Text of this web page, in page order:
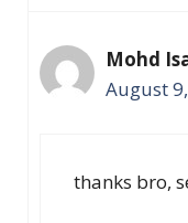
Mohd
August
thanks bro,